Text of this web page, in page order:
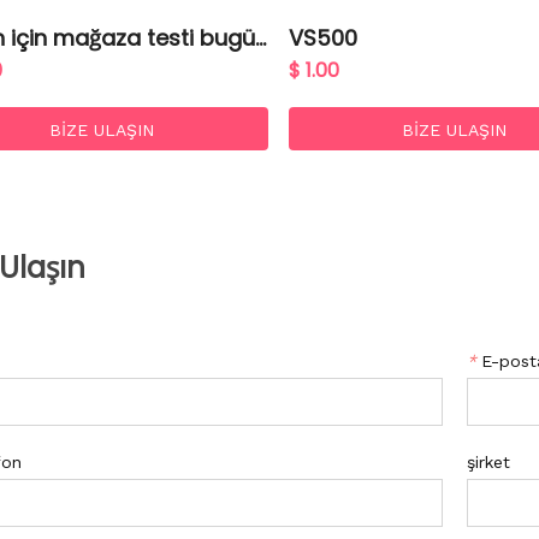
için mağaza testi bugün
testi bugün için m
için mağaza testi
BIZE ULAŞIN
VS500
$ 1.00
BIZE ULAŞIN
* E-
şirket